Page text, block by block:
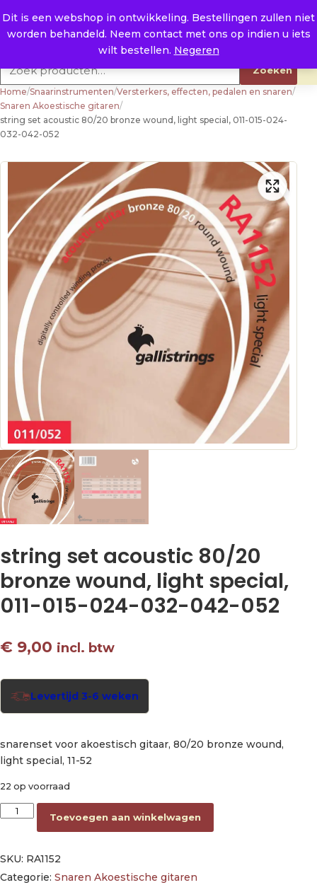
Dit is een webshop in ontwikkeling. Bestellingen zullen niet
worden behandeld. Neem contact met ons op indien u iets
wilt bestellen. Negeren
E. info@raysland.nl
Productcategorieën
Zoeken
Home/Snaarinstrumenten/Versterkers, effecten, pedalen en snaren/
Snaren Akoestische gitaren/
string set acoustic 80/20 bronze wound, light special, 011-015-024-
032-042-052
string set acoustic 80/20
bronze wound, light special,
011-015-024-032-042-052
€ 9,00 incl. btw
Levertijd 3-6 weken
snarenset voor akoestisch gitaar, 80/20 bronze wound,
light special, 11-52
22 op voorraad
string set acoustic 80/20 bronze wound, light special, 011-
Toevoegen aan winkelwagen
SKU: RA1152
Categorie: Snaren Akoestische gitaren